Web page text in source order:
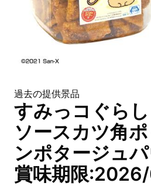
過去の提供景品
すみっコぐら
ソースカツ角
ンポタージュ
賞味期限